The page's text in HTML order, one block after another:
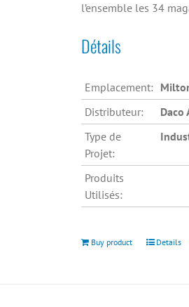
l’ensemble les 34
Détails
Emplacement:
Distributeur:
Daco
Type de
Projet:
Produits
Utilisés:
Buy product Details